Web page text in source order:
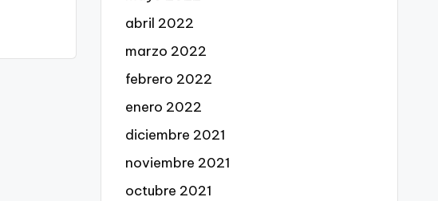
abril 2022
marzo 2022
febrero 2022
enero 2022
diciembre 2021
noviembre 2021
octubre 2021